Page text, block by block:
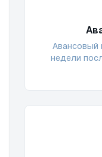
Авансовый
недели